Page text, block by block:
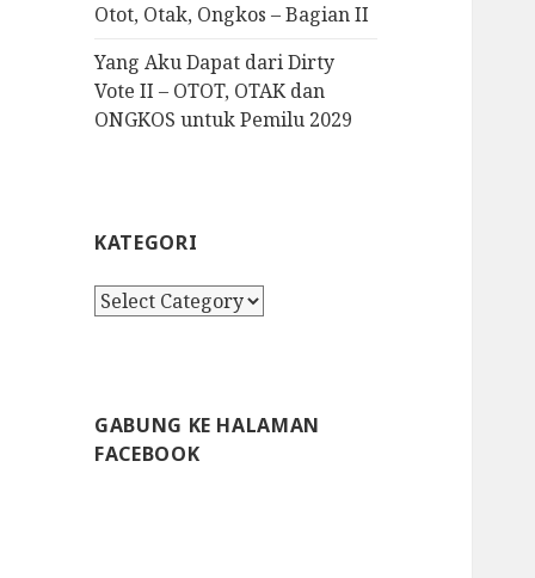
Otot, Otak, Ongkos – Bagian II
Yang Aku Dapat dari Dirty
Vote II – OTOT, OTAK dan
ONGKOS untuk Pemilu 2029
KATEGORI
K
g
o
GABUNG KE HALAMAN
FACEBOOK